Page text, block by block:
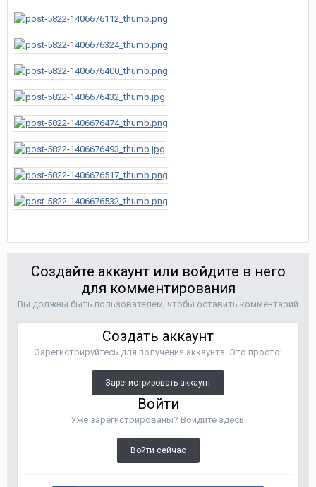
Создайте аккаунт или войдите в него
для комментирования
Вы должны быть пользователем, чтобы оставить комментарий
Создать аккаунт
Зарегистрируйтесь для получения аккаунта. Это просто!
Зарегистрировать аккаунт
Войти
Уже зарегистрированы? Войдите здесь.
Войти сейчас